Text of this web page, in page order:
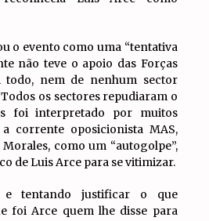
o evento como uma “tentativa
não teve o apoio das Forças
todo, nem de nenhum sector
os sectores repudiaram o
foi interpretado por muitos
corrente oposicionista MAS,
como um “autogolpe”,
de Luis Arce para se vitimizar.
e tentando justificar o que
foi Arce quem lhe disse para